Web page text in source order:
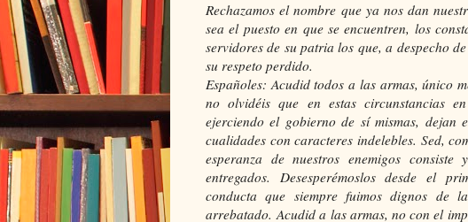
Rechazamos el nombre que ya nos dan
sea el puesto en que se encuentren, los
servidores de su patria los que, a despecho
su respeto perdido.
Españoles: Acudid todos a las armas, único
no olvidéis que en estas circunstancias
ejerciendo el gobierno de sí mismas, dejan
cualidades con caracteres indelebles. Sed,
esperanza de nuestros enemigos
entregados. Desesperémoslos desde el
conducta que siempre fuimos dignos de
arrebatado. Acudid a las armas, no con el